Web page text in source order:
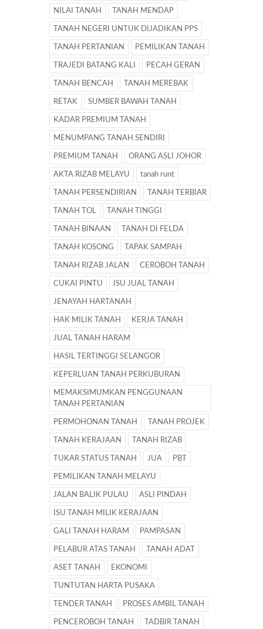
NILAI TANAH TANAH MENDAP
TANAH NEGERI UNTUK DIJADIKAN PPS
TANAH PERTANIAN PEMILIKAN TANAH
TRAJEDI BATANG KALI PECAH GERAN
TANAH BENCAH TANAH MEREBAK
RETAK SUMBER BAWAH TANAH
KADAR PREMIUM TANAH
MENUMPANG TANAH SENDIRI
PREMIUM TANAH ORANG ASLI JOHOR
AKTA RIZAB MELAYU tanah runt
TANAH PERSENDIRIAN TANAH TERBIAR
TANAH TOL TANAH TINGGI
TANAH BINAAN TANAH DI FELDA
TANAH KOSONG TAPAK SAMPAH
TANAH RIZAB JALAN CEROBOH TANAH
CUKAI PINTU ISU JUAL TANAH
JENAYAH HARTANAH
HAK MILIK TANAH KERJA TANAH
JUAL TANAH HARAM
HASIL TERTINGGI SELANGOR
KEPERLUAN TANAH PERKUBURAN
MEMAKSIMUMKAN PENGGUNAAN
TANAH PERTANIAN
PERMOHONAN TANAH TANAH PROJEK
TANAH KERAJAAN TANAH RIZAB
TUKAR STATUS TANAH JUA PBT
PEMILIKAN TANAH MELAYU
JALAN BALIK PULAU ASLI PINDAH
ISU TANAH MILIK KERAJAAN
GALI TANAH HARAM PAMPASAN
PELABUR ATAS TANAH TANAH ADAT
ASET TANAH EKONOMI
TUNTUTAN HARTA PUSAKA
TENDER TANAH PROSES AMBIL TANAH
PENCEROBOH TANAH TADBIR TANAH